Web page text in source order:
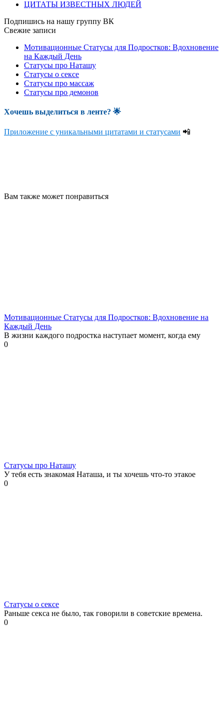
ЦИТАТЫ ИЗВЕСТНЫХ ЛЮДЕЙ
Подпишись на нашу группу ВК
Свежие записи
Мотивационные Статусы для Подростков: Вдохновение
на Каждый День
Статусы про Наташу
Статусы о сексе
Статусы про массаж
Статусы про демонов
Хочешь выделиться в ленте? 🌟
Приложение с уникальными цитатами и статусами 📲
Вам также может понравиться
Мотивационные Статусы для Подростков: Вдохновение на
Каждый День
В жизни каждого подростка наступает момент, когда ему
0
Статусы про Наташу
У тебя есть знакомая Наташа, и ты хочешь что-то этакое
0
Статусы о сексе
Раньше секса не было, так говорили в советские времена.
0